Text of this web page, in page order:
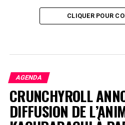
CLIQUER POUR
AGENDA
CRUNCHYROLL
DIFFUSION DE